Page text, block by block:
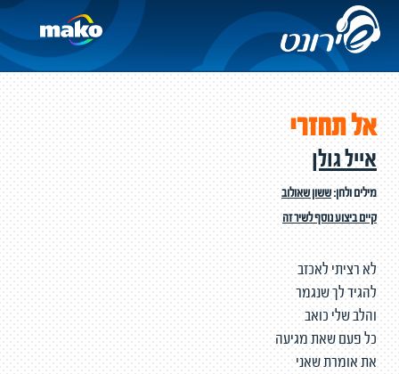
אל תחזרי
אייל גולן
מילים ולחן:ששון שאולוב
קיים ביצוע נוסף לשיר זה
לא רציתי לאכזב
להגיד לך שנגמר
והלב שלי כואב
כל פעם שאת מגיעה
את אומרת שאני